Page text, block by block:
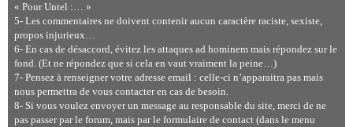
« Pour Untel :… »
5- Les commentaires ne doivent contenir aucun caractère raciste, sexiste,
propos injurieux…
6- En cas de désaccord, évitez les attaques ad hominem mais répondez sur le
fond. (Et ne répondez que si cela en vaut vraiment la peine…)
7- Pensez à renseigner votre adresse email : celle-ci n’apparaitra pas mais
nous permettra de vous contacter en cas de besoin.
8- Si vous voulez envoyer un message au responsable du site, merci de ne
pas passer par le forum, mais par le formulaire de contact (dans le menu